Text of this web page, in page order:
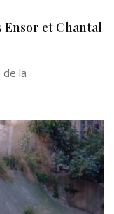
Ensor et Chantal
de la